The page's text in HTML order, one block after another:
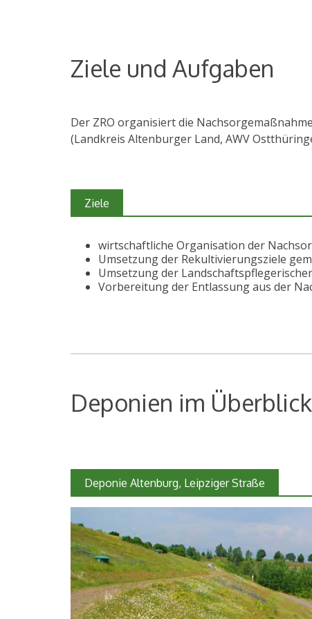
Ziele und Aufgaben
Der ZRO organisiert die
(Landkreis Altenburger Land, AWV
Ziele
wirtschaftliche Organisation der
Umsetzung der Rekultivierungsziele
Umsetzung der
Vorbereitung der Entlassung aus der
Deponien im Überblick
Deponie Altenburg, Leipziger Straße